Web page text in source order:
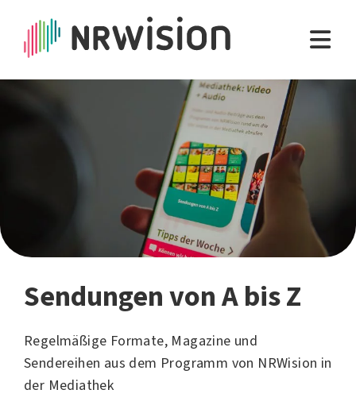
Sendungen von A bis Z
Regelmäßige Formate, Magazine und
Sendereihen aus dem Programm von NRWision in
der Mediathek